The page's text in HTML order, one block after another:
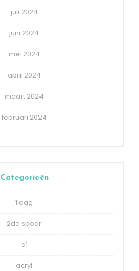
juli 2024
juni 2024
mei 2024
april 2024
maart 2024
februari 2024
Categorieën
1 dag
2de spoor
a1
acryl